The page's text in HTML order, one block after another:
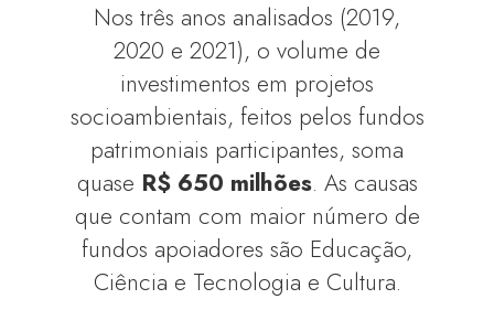
Nos três anos analisados (2019,
2020 e 2021), o volume de
investimentos em projetos
socioambientais, feitos pelos fundos
patrimoniais participantes, soma
quase R$ 650 milhões. As causas
que contam com maior número de
fundos apoiadores são Educação,
Ciência e Tecnologia e Cultura.